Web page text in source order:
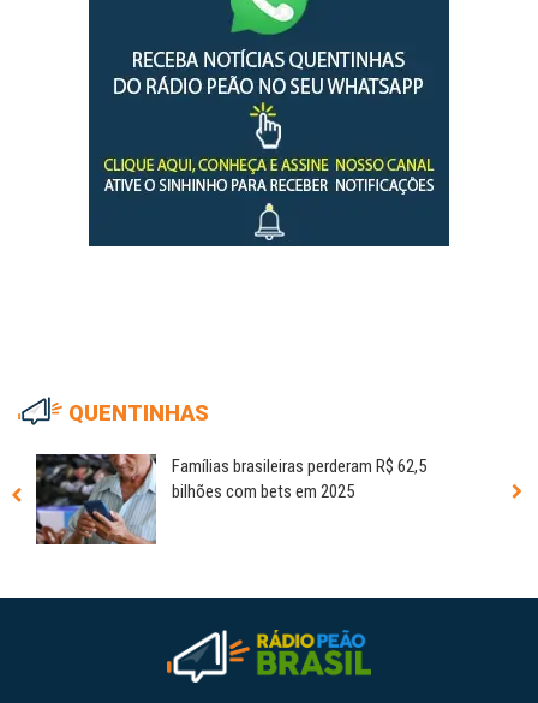
QUENTINHAS
Famílias brasileiras perderam R$ 62,5
bilhões com bets em 2025